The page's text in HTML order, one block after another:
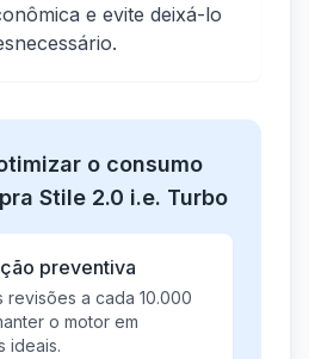
e evite deixá-lo
o consumo
Stile 2.0 i.e. Turbo
preventiva
revisões a cada 10.000
o motor em
ideais.